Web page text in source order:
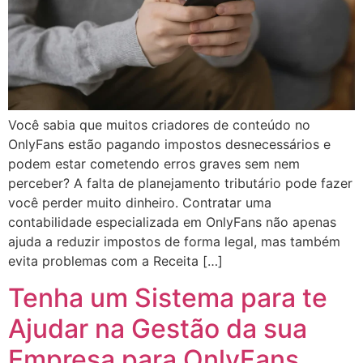
Você sabia que muitos criadores de conteúdo no
OnlyFans estão pagando impostos desnecessários e
podem estar cometendo erros graves sem nem
perceber? A falta de planejamento tributário pode fazer
você perder muito dinheiro. Contratar uma
contabilidade especializada em OnlyFans não apenas
ajuda a reduzir impostos de forma legal, mas também
evita problemas com a Receita […]
Tenha um Sistema para te
Ajudar na Gestão da sua